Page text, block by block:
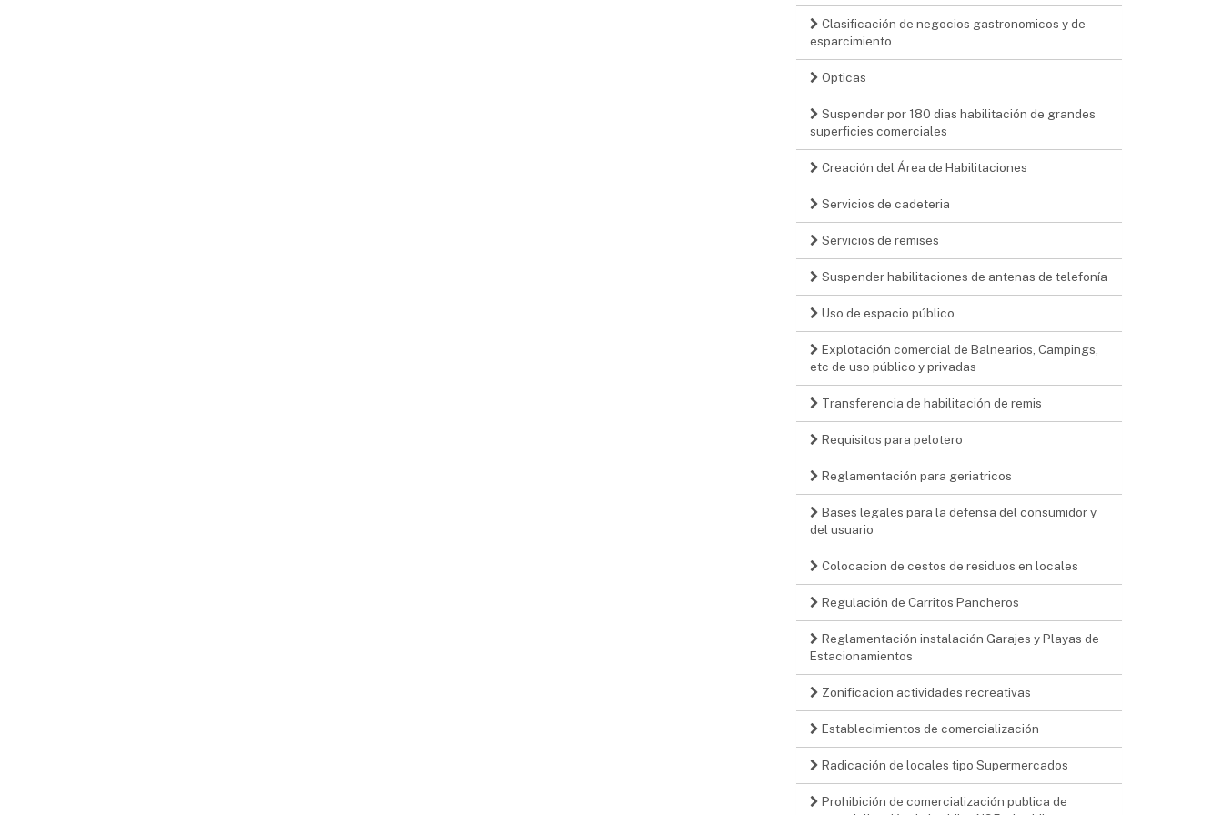
Clasificación de negocios gastronomicos y de
esparcimiento
Opticas
Suspender por 180 dias habilitación de grandes
superficies comerciales
Creación del Área de Habilitaciones
Servicios de cadeteria
Servicios de remises
Suspender habilitaciones de antenas de telefonía
Uso de espacio público
Explotación comercial de Balnearios, Campings,
etc de uso público y privadas
Transferencia de habilitación de remis
Requisitos para pelotero
Reglamentación para geriatricos
Bases legales para la defensa del consumidor y
del usuario
Colocacion de cestos de residuos en locales
Regulación de Carritos Pancheros
Reglamentación instalación Garajes y Playas de
Estacionamientos
Zonificacion actividades recreativas
Establecimientos de comercialización
Radicación de locales tipo Supermercados
Prohibición de comercialización publica de